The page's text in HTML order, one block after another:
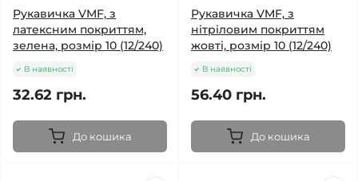
Рукавичка VMF, з
латексним покриттям,
зелена, розмір 10 (12/240)
В наявності
32.62 грн.
До кошика
Рукавичка VMF, з
нітріловим покриттям
жовті, розмір 10 (12/240)
В наявності
56.40 грн.
До кошика